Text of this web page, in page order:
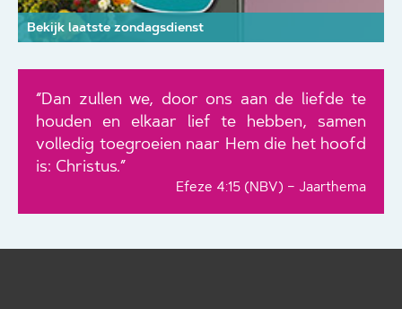
Bekijk laatste zondagsdienst
“Dan zullen we, door ons aan de liefde te
houden en elkaar lief te hebben, samen
volledig toegroeien naar Hem die het hoofd
is: Christus.”
Efeze 4:15 (NBV) – Jaarthema